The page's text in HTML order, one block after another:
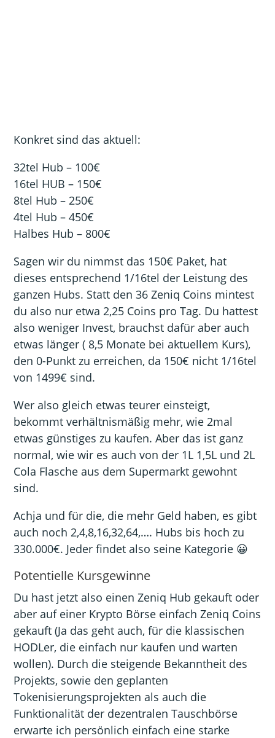
Konkret sind das aktuell:
32tel Hub – 100€
16tel HUB – 150€
8tel Hub – 250€
4tel Hub – 450€
Halbes Hub – 800€
Sagen wir du nimmst das 150€ Paket, hat
dieses entsprechend 1/16tel der Leistung des
ganzen Hubs. Statt den 36 Zeniq Coins mintest
du also nur etwa 2,25 Coins pro Tag. Du hattest
also weniger Invest, brauchst dafür aber auch
etwas länger ( 8,5 Monate bei aktuellem Kurs),
den 0-Punkt zu erreichen, da 150€ nicht 1/16tel
von 1499€ sind.
Wer also gleich etwas teurer einsteigt,
bekommt verhältnismäßig mehr, wie 2mal
etwas günstiges zu kaufen. Aber das ist ganz
normal, wie wir es auch von der 1L 1,5L und 2L
Cola Flasche aus dem Supermarkt gewohnt
sind.
Achja und für die, die mehr Geld haben, es gibt
auch noch 2,4,8,16,32,64,…. Hubs bis hoch zu
330.000€. Jeder findet also seine Kategorie 😀
Potentielle Kursgewinne
Du hast jetzt also einen Zeniq Hub gekauft oder
aber auf einer Krypto Börse einfach Zeniq Coins
gekauft (Ja das geht auch, für die klassischen
HODLer, die einfach nur kaufen und warten
wollen). Durch die steigende Bekanntheit des
Projekts, sowie den geplanten
Tokenisierungsprojekten als auch die
Funktionalität der dezentralen Tauschbörse
erwarte ich persönlich einfach eine starke